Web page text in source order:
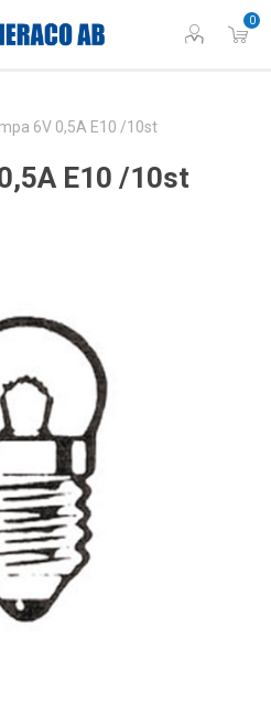
0
6V 0,5A E10 /10st
E10 /10st